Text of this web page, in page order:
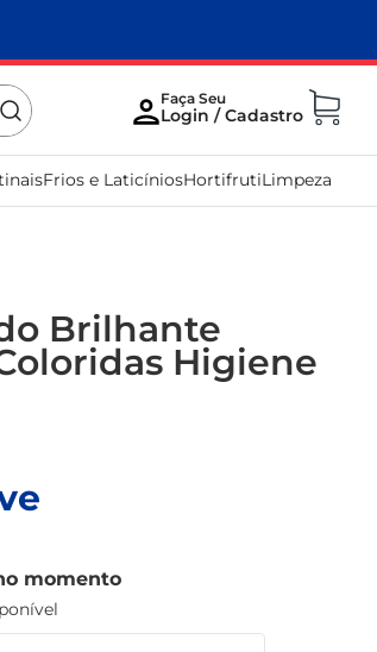
Frios e LaticíniosHortifrutiLimpeza
Brilhante
Higiene
momento